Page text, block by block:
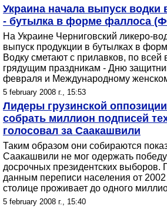
Украина начала выпуск водки
- бутылка в форме фаллоса
На Украине Черниговский ликеро-
выпуск продукции в бутылках в
Водку сметают с прилавков, по всей
грядущим праздникам - Дню
февраля и Международному
5 february 2008 г., 15:53
Лидеры грузинской
собрать миллион подписей
голосовал за Саакашвили
Таким образом они собираются
Саакашвили не мог одержать
досрочных президентских
данным переписи населения от 2002
столице проживает до одного
5 february 2008 г., 15:40